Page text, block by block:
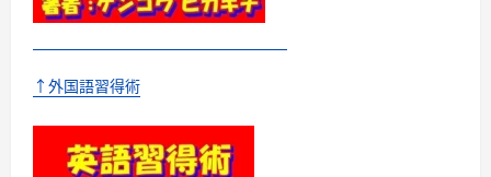
↑外国語習得術